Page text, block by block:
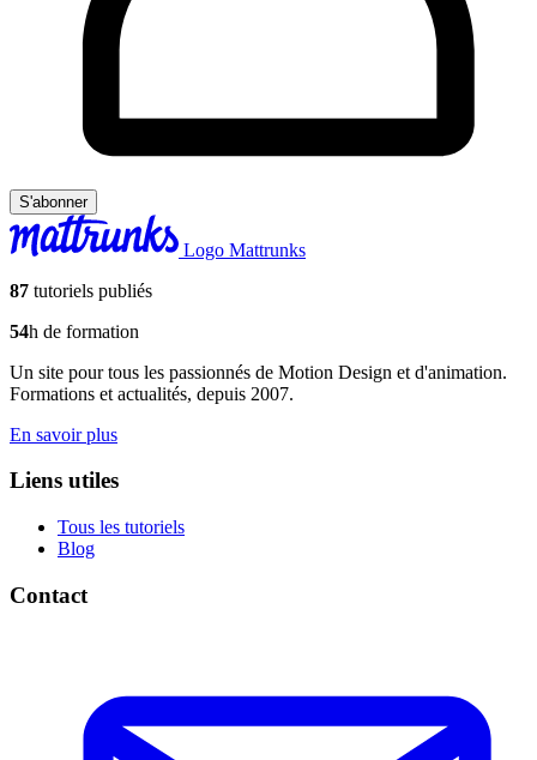
S'abonner
Logo Mattrunks
87 tutoriels publiés
54h de formation
Un site pour tous les passionnés de Motion Design et d'animation.
Formations et actualités, depuis 2007.
En savoir plus
Liens utiles
Tous les tutoriels
Blog
Contact